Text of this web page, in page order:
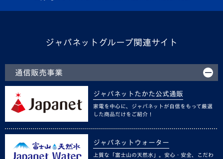
ジャパネットグループ関連サイト
通信販売事業
ジャパネットたかた公式通販
家電を中心に、ジャパネットが自信をもって厳選
した商品だけをご紹介！
ジャパネットウォーター
上質な「富士山の天然水」。安心・安全、こだわ